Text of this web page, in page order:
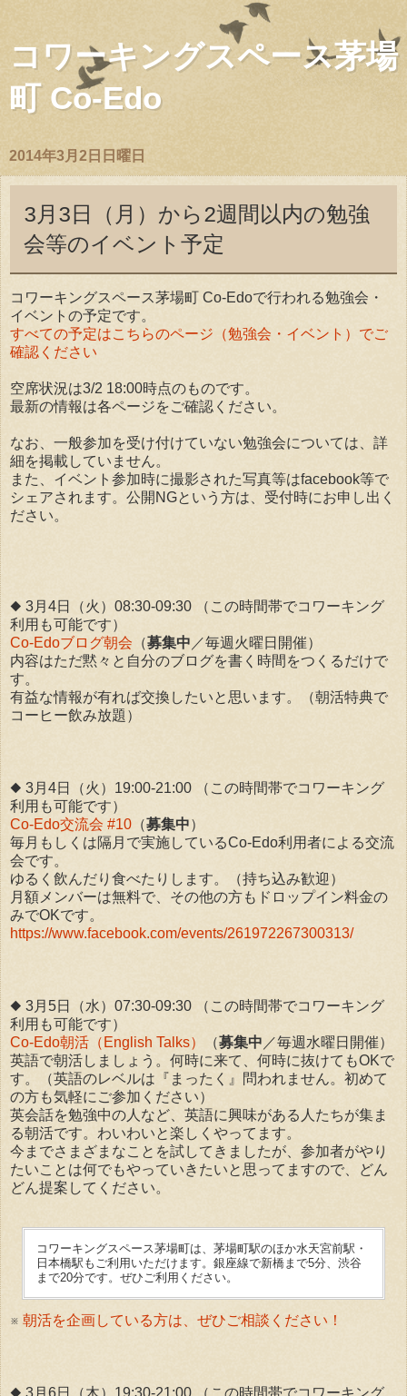
コワーキングスペース茅場
町 Co-Edo
2014年3月2日日曜日
3月3日（月）から2週間以内の勉強
会等のイベント予定
コワーキングスペース茅場町 Co-Edoで行われる勉強会・
イベントの予定です。
すべての予定はこちらのページ（勉強会・イベント）でご
確認ください
空席状況は3/2 18:00時点のものです。
最新の情報は各ページをご確認ください。
なお、一般参加を受け付けていない勉強会については、詳
細を掲載していません。
また、イベント参加時に撮影された写真等はfacebook等で
シェアされます。公開NGという方は、受付時にお申し出く
ださい。
◆ 3月4日（火）08:30-09:30 （この時間帯でコワーキング
利用も可能です）
Co-Edoブログ朝会 （募集中 ／毎週火曜日開催）
内容はただ黙々と自分のブログを書く時間をつくるだけで
す。
有益な情報が有れば交換したいと思います。（朝活特典で
コーヒー飲み放題）
◆ 3月4日（火）19:00-21:00 （この時間帯でコワーキング
利用も可能です）
Co-Edo交流会 #10 （募集中）
毎月もしくは隔月で実施しているCo-Edo利用者による交流
会です。
ゆるく飲んだり食べたりします。（持ち込み歓迎）
月額メンバーは無料で、その他の方もドロップイン料金の
みでOKです。
https://www.facebook.com/events/261972267300313/
◆ 3月5日（水）07:30-09:30 （この時間帯でコワーキング
利用も可能です）
Co-Edo朝活（English Talks）
（募集中 ／毎週水曜日開催）
英語で朝活しましょう。何時に来て、何時に抜けてもOKで
す。（英語のレベルは『まったく』問われません。初めて
の方も気軽にご参加ください）
英会話を勉強中の人など、英語に興味がある人たちが集ま
る朝活です。わいわいと楽しくやってます。
今までさまざまなことを試してきましたが、参加者がやり
たいことは何でもやっていきたいと思ってますので、どん
どん提案してください。
コワーキングスペース茅場町は、茅場町駅のほか水天宮前駅・
日本橋駅もご利用いただけます。銀座線で新橋まで5分、渋谷
まで20分です。ぜひご利用ください。
※ 朝活を企画している方は、ぜひご相談ください！
◆ 3月6日（木）19:30-21:00 （この時間帯でコワーキング